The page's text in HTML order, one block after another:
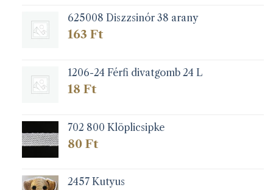
625008 Diszzsinór 38 arany
163 Ft
1206-24 Férfi divatgomb 24 L
18 Ft
702 800 Klöplicsipke
80 Ft
2457 Kutyus